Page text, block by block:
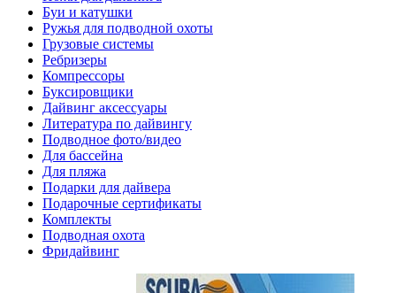
Буи и катушки
Ружья для подводной охоты
Грузовые системы
Ребризеры
Компрессоры
Буксировщики
Дайвинг аксессуары
Литература по дайвингу
Подводное фото/видео
Для бассейна
Для пляжа
Подарки для дайвера
Подарочные сертификаты
Комплекты
Подводная охота
Фридайвинг